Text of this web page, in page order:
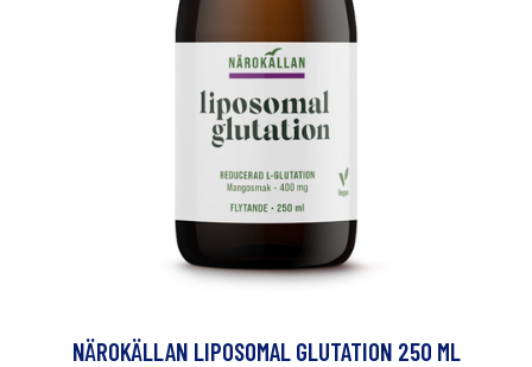
NÄROKÄLLAN LIPOSOMAL GLUTATION 250 ML